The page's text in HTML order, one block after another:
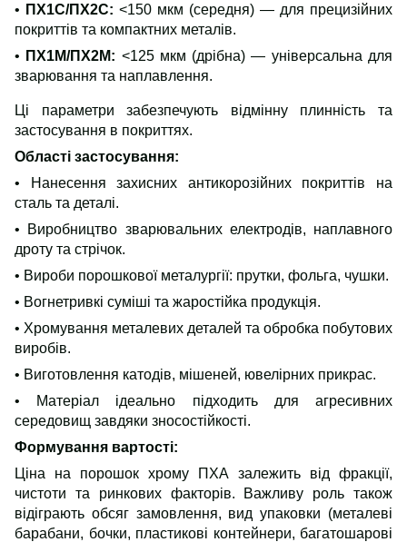
• ПХ1С/ПХ2С: <150 мкм (середня) — для прецизійних
покриттів та компактних металів.
• ПХ1М/ПХ2М: <125 мкм (дрібна) — універсальна для
зварювання та наплавлення.
Ці параметри забезпечують відмінну плинність та
застосування в покриттях.
Області застосування:
• Нанесення захисних антикорозійних покриттів на
сталь та деталі.
• Виробництво зварювальних електродів, наплавного
дроту та стрічок.
• Вироби порошкової металургії: прутки, фольга, чушки.
• Вогнетривкі суміші та жаростійка продукція.
• Хромування металевих деталей та обробка побутових
виробів.
• Виготовлення катодів, мішеней, ювелірних прикрас.
• Матеріал ідеально підходить для агресивних
середовищ завдяки зносостійкості.
Формування вартості:
Ціна на порошок хрому
ПХА залежить від фракції,
чистоти та ринкових факторів. Важливу роль також
відіграють обсяг замовлення, вид упаковки (металеві
барабани, бочки, пластикові контейнери, багатошарові